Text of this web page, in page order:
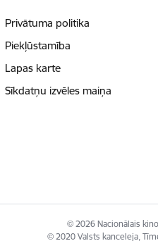
Privātuma politika
Piekļūstamība
Lapas karte
Sīkdatņu izvēles maiņa
© 2026 Nacionālais
© 2020 Valsts kanceleja,